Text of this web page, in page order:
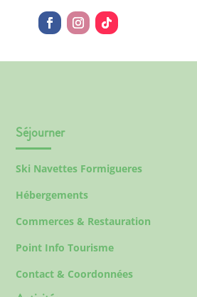
Séjourner
Ski Navettes Formigueres
Hébergements
Commerces & Restauration
Point Info Tourisme
Contact & Coordonnées